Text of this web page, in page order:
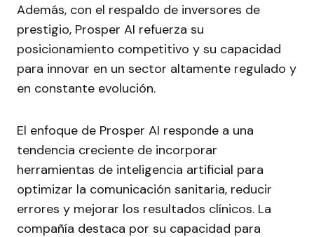
Además, con el respaldo de inversores de
prestigio, Prosper AI refuerza su
posicionamiento competitivo y su capacidad
para innovar en un sector altamente regulado y
en constante evolución.
El enfoque de Prosper AI responde a una
tendencia creciente de incorporar
herramientas de inteligencia artificial para
optimizar la comunicación sanitaria, reducir
errores y mejorar los resultados clínicos. La
compañía destaca por su capacidad para